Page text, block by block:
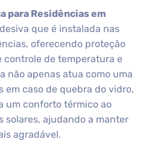
para Residências em
que é instalada nas
oferecendo proteção
controle de temperatura e
não apenas atua como uma
em caso de quebra do vidro,
um conforto térmico ao
solares, ajudando a manter
agradável.